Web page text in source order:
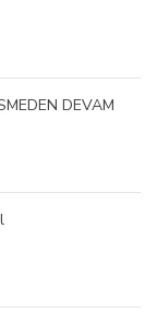
DEVAM